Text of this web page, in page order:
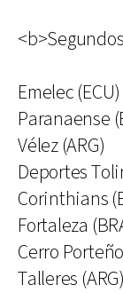
Emelec (ECU)
Paranaense
Vélez (ARG)
Deportes
Corinthians
Fortaleza
Cerro
Talleres (ARG)